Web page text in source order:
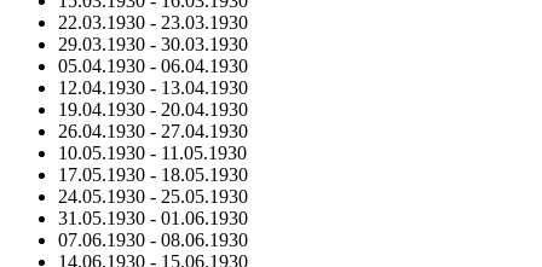
22.03.1930 - 23.03.1930
29.03.1930 - 30.03.1930
05.04.1930 - 06.04.1930
12.04.1930 - 13.04.1930
19.04.1930 - 20.04.1930
26.04.1930 - 27.04.1930
10.05.1930 - 11.05.1930
17.05.1930 - 18.05.1930
24.05.1930 - 25.05.1930
31.05.1930 - 01.06.1930
07.06.1930 - 08.06.1930
14.06.1930 - 15.06.1930